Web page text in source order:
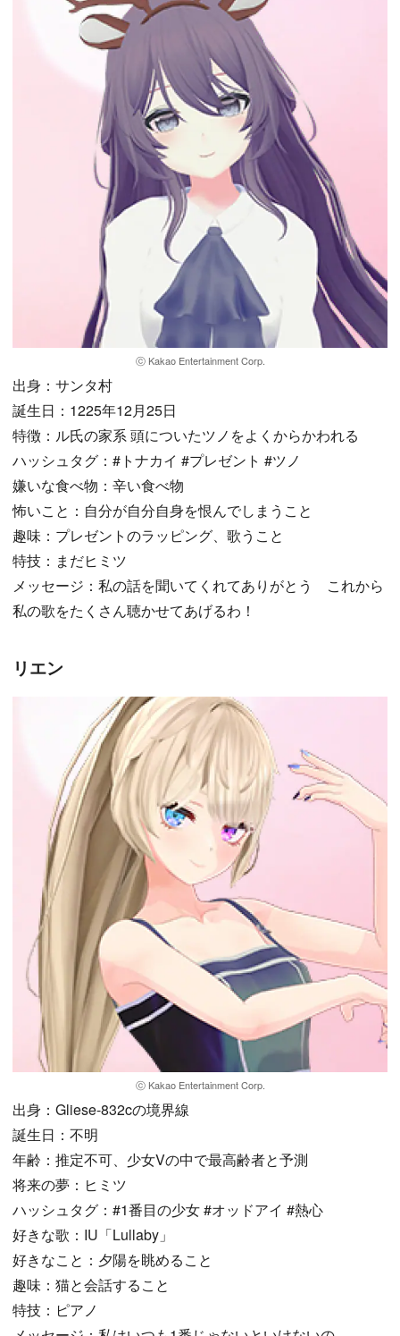
ⓒ Kakao Entertainment Corp.
出身：サンタ村
誕生日：1225年12月25日
特徴：ル氏の家系 頭についたツノをよくからかわれる
ハッシュタグ：#トナカイ #プレゼント #ツノ
嫌いな食べ物：辛い食べ物
怖いこと：自分が自分自身を恨んでしまうこと
趣味：プレゼントのラッピング、歌うこと
特技：まだヒミツ
メッセージ：私の話を聞いてくれてありがとう これから
私の歌をたくさん聴かせてあげるわ！
リエン
ⓒ Kakao Entertainment Corp.
出身：Gliese-832cの境界線
誕生日：不明
年齢：推定不可、少女Vの中で最高齢者と予測
将来の夢：ヒミツ
ハッシュタグ：#1番目の少女 #オッドアイ #熱心
好きな歌：IU「Lullaby」
好きなこと：夕陽を眺めること
趣味：猫と会話すること
特技：ピアノ